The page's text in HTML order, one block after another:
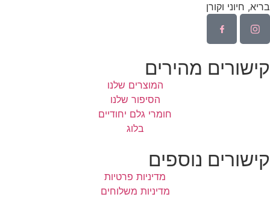
בריא, חיוני וקורן
קישורים מהירים
המוצרים שלנו
הסיפור שלנו
חומרי גלם יחודיים
בלוג
קישורים נוספים
מדיניות פרטיות
מדיניות משלוחים